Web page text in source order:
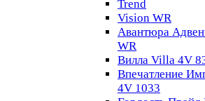
Trend
Vision WR
Авантюра
WR
Вилла Villa 4V
Впечатление
4V 1033